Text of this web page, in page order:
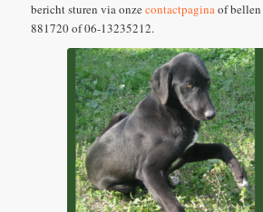
bericht sturen via onzecontactpaginaof bellen
881720 of 06-13235212.